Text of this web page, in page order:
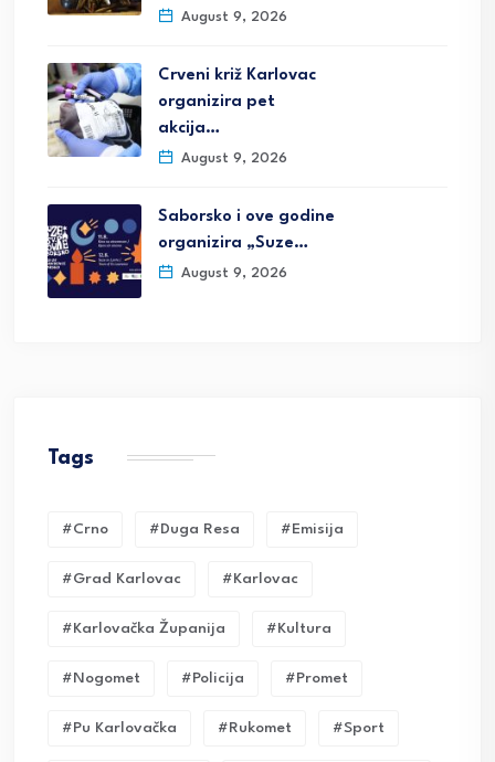
August 9, 2026
Crveni križ Karlovac
organizira pet
akcija…
August 9, 2026
Saborsko i ove godine
organizira „Suze…
August 9, 2026
Tags
#crno #duga Resa #emisija
#grad Karlovac #karlovac
#karlovačka Županija #kultura
#nogomet #policija #promet
#pu Karlovačka #rukomet #sport